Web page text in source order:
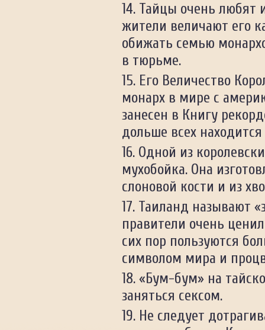
Тайцы очень любят
жители величают его
обижать семью
в тюрьме.
Его Величество
монарх в мире с
занесен в Книгу
дольше всех
Одной из
мухобойка. Она
слоновой кости и из
Таиланд называют
правители очень
сих пор пользуются
символом мира и
«Бум-бум» на
заняться сексом.
Не следует